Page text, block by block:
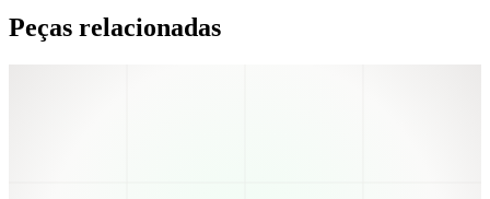
Peças relacionadas